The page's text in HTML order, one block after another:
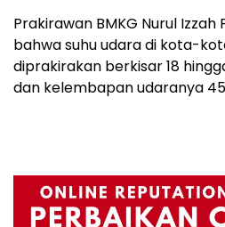
Prakirawan BMKG Nurul
bahwa suhu udara di kota-
diprakirakan berkisar 18
dan kelembapan udaranya